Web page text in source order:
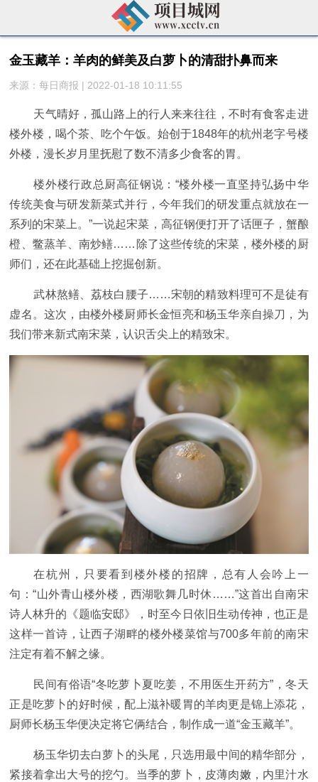
金玉藏羊：羊肉的鲜美及白萝卜的清甜扑鼻而来
来源：每日商报 | 2022-01-18 10:11:55
天气晴好，孤山路上的行人来来往往，不时有食客走进
楼外楼，喝个茶、吃个午饭。始创于1848年的杭州老字号楼
外楼，漫长岁月里抚慰了数不清多少食客的胃。
楼外楼行政总厨高征钢说：“楼外楼一直坚持弘扬中华
传统美食与研发新菜式并行，今年我们的研发重点就放在一
系列的宋菜上。”一说起宋菜，高征钢便打开了话匣子，蟹酿
橙、鳖蒸羊、南炒鳝……除了这些传统的宋菜，楼外楼的厨
师们，还在此基础上挖掘创新。
武林熬鳝、荔枝白腰子……宋朝的精致料理可不是徒有
虚名。这次，由楼外楼厨师长金恒亮和杨玉华亲自操刀，为
我们带来新式南宋菜，认识舌尖上的精致宋。
在杭州，只要看到楼外楼的招牌，总有人会吟上一
句：“山外青山楼外楼，西湖歌舞几时休……”这首出自南宋
诗人林升的《题临安邸》，时至今日依旧生动传神，也正是
这样一首诗，让西子湖畔的楼外楼菜馆与700多年前的南宋
注定有着不解之缘。
民间有俗语“冬吃萝卜夏吃姜，不用医生开药方”，冬天
正是吃萝卜的好时候，配上滋补暖胃的羊肉更是锦上添花，
厨师长杨玉华便决定将它俩结合，制作成一道“金玉藏羊”。
杨玉华切去白萝卜的头尾，只选用最中间的精华部分，
紧接着拿出大号的挖勺。当季的萝卜，皮薄肉嫩，内里汁水